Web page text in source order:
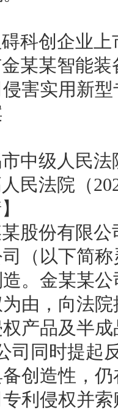
创企业上
智能装备
害实用新
级人民法
法院（
份有限公
（以下简
。金某某
由，向法
产品及半
司同时提起
创造性，
利侵权并